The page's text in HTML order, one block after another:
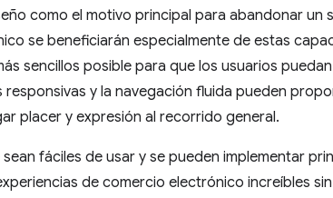
como el motivo principal para abandonar un
se beneficiarán especialmente de estas
sencillos posible para que los usuarios
y la navegación fluida pueden
placer y expresión al recorrido general.
fáciles de usar y se pueden implementar
de comercio electrónico increíbles